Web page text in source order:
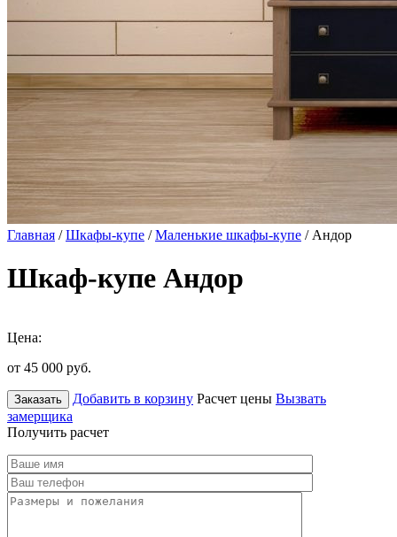
Главная /Шкафы-купе /Маленькие шкафы-купе / Андор
Шкаф-купе Андор
Цена:
от 45 000 руб.
Заказать Добавить в корзину Расчет цены Вызвать
замерщика
Получить расчет